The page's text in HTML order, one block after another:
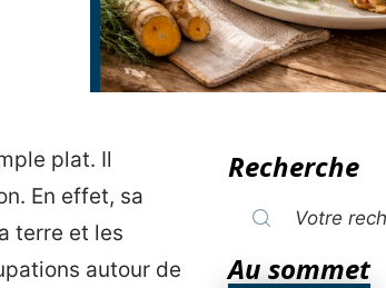
plat. Il
En effet, sa
terre et les
autour de
Recherche
Au sommet